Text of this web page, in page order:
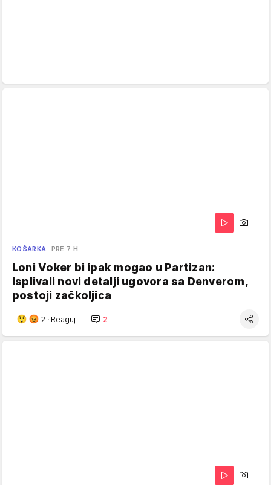
KOŠARKA PRE 7 H
Loni Voker bi ipak mogao u Partizan:
Isplivali novi detalji ugovora sa Denverom,
postoji začkoljica
2 · Reaguj 2